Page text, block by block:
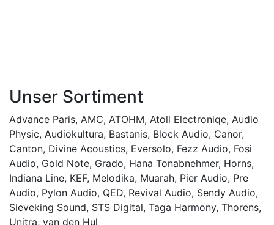
Unser Sortiment
Advance Paris, AMC, ATOHM, Atoll Electroniqe, Audio
Physic, Audiokultura, Bastanis, Block Audio, Canor,
Canton, Divine Acoustics, Eversolo, Fezz Audio, Fosi
Audio, Gold Note, Grado, Hana Tonabnehmer, Horns,
Indiana Line, KEF, Melodika, Muarah, Pier Audio, Pre
Audio, Pylon Audio, QED, Revival Audio, Sendy Audio,
Sieveking Sound, STS Digital, Taga Harmony, Thorens,
Unitra, van den Hul